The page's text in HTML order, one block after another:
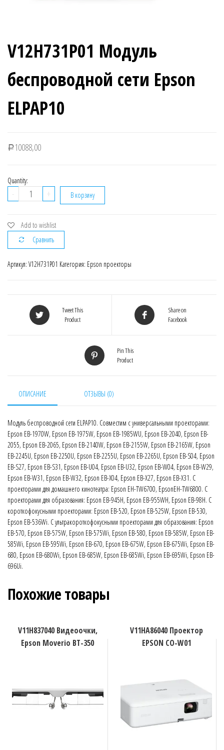
V12H731P01 Модуль
беспроводной сети Epson
ELPAP10
Р 10088,00
Quantity:
-
Количество
V12H731P01
беспроводной
сети
Epson
+ В корзину
Add to wishlist
Сравнить
Артикул: V12H731P01 Категория: Epson проекторы
Tweet This
Product
Share on
Facebook
Pin This
Product
ОПИСАНИЕ ОТЗЫВЫ (0)
Модуль беспроводной сети ELPAP10. Совместим с универсальными проекторами:
Epson EB-1970W, Epson EB-1975W, Epson EB-1985WU, Epson EB-2040, Epson EB-
2055, Epson EB-2065, Epson EB-2140W, Epson EB-2155W, Epson EB-2165W, Epson
EB-2245U, Epson EB-2250U, Epson EB-2255U, Epson EB-2265U, Epson EB-S04, Epson
EB-S27, Epson EB-S31, Epson EB-U04, Epson EB-U32, Epson EB-W04, Epson EB-W29,
Epson EB-W31, Epson EB-W32, Epson EB-X04, Epson EB-X27, Epson EB-X31. С
проекторами для домашнего кинотеатра: Epson EH-TW6700, EpsonEH-TW6800. С
проекторами для образования: Epson EB-945H, Epson EB-955WH, Epson EB-98H. С
короткофокусными проекторами: Epson EB-520, Epson EB-525W, Epson EB-530,
Epson EB-536Wi. С ультракороткофокусными проекторами для образования: Epson
EB-570, Epson EB-575W, Epson EB-575Wi, Epson EB-580, Epson EB-585W, Epson EB-
585Wi, Epson EB-595Wi, Epson EB-670, Epson EB-675W, Epson EB-675Wi, Epson EB-
680, Epson EB-680Wi, Epson EB-685W, Epson EB-685Wi, Epson EB-695Wi, Epson EB-
696Ui.
Похожие товары
V11H837040 Видеоочки,
Epson Moverio BT-350
V11HA86040 Проектор
EPSON CO-W01